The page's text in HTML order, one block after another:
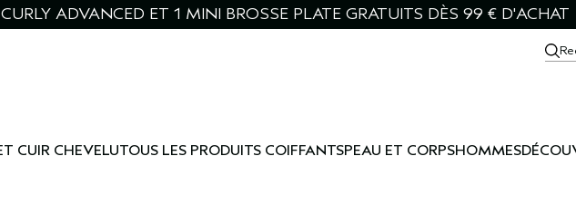
ADVANCED ET 1 MINI BROSSE PLATE GRATUITS DÈS 99 € D'ACHAT
CUIR CHEVELUTOUS LES PRODUITS COIFFANTSPEAU ET CORPSHOMMES